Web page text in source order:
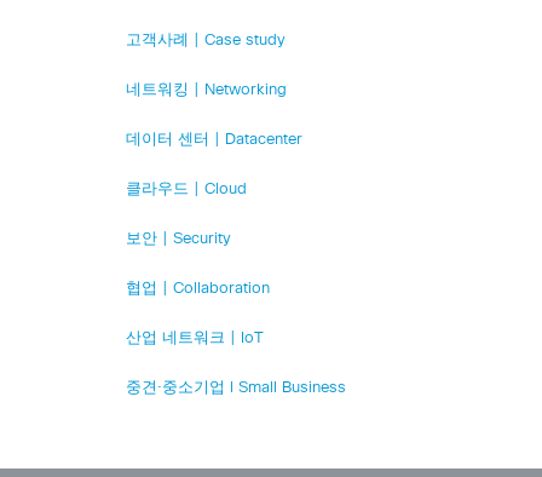
고객사례 | Case study
네트워킹 | Networking
데이터 센터 | Datacenter
클라우드 | Cloud
보안 | Security
협업 | Collaboration
산업 네트워크 | IoT
중견·중소기업 l Small Business